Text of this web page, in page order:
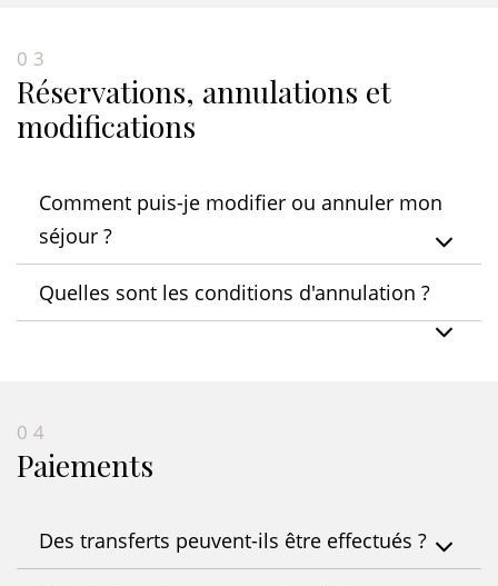
03
Réservations, annulations et
modifications
Comment puis-je modifier ou annuler mon
séjour ?
Quelles sont les conditions d'annulation ?
04
Paiements
Des transferts peuvent-ils être effectués ?